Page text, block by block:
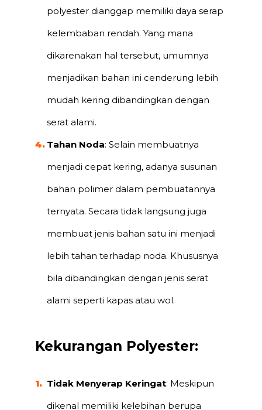
polyester dianggap memiliki daya serap
kelembaban rendah. Yang mana
dikarenakan hal tersebut, umumnya
menjadikan bahan ini cenderung lebih
mudah kering dibandingkan dengan
serat alami.
Tahan Noda: Selain membuatnya
menjadi cepat kering, adanya susunan
bahan polimer dalam pembuatannya
ternyata. Secara tidak langsung juga
membuat jenis bahan satu ini menjadi
lebih tahan terhadap noda. Khususnya
bila dibandingkan dengan jenis serat
alami seperti kapas atau wol.
Kekurangan Polyester:
Tidak Menyerap Keringat: Meskipun
dikenal memiliki kelebihan berupa